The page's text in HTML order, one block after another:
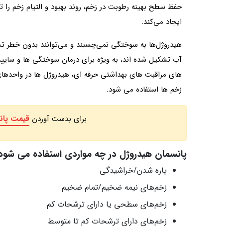
حفظ سطح بهینه رطوبت در زخم، روند بهبود و التیام زخم
ایجاد می‌کند.
هیدروژل‌ها به سوختگی نمی‌چسبند و می‌توانند بدون خطر
آب تشکیل شده اند، به ویژه برای درمان سوختگی ها و
های مراقبت های بهداشتی حرفه ای، هیدروژل ها در
زخم ها استفاده می شود.
برای بدست آوردن قیمت
پانسمان هیدروژل در چه مواردی استفاده می
پاره شدن/خراشیدگی
زخم‌های نیمه‌ ضخیم/تمام‌ ضخیم
زخم‌های سطحی یا دارای ترشحات کم
زخم‌های دارای ترشحات کم تا متوسط